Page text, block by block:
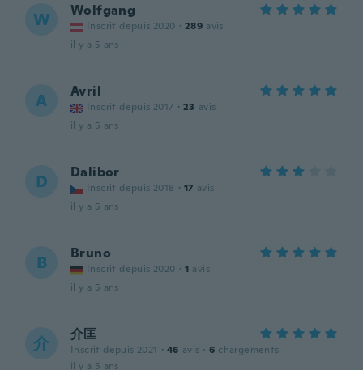
W Wolfgang
Inscrit depuis 2020 · 289 avis
il y a 5 ans
A Avril
Inscrit depuis 2017 · 23 avis
il y a 5 ans
D Dalibor
Inscrit depuis 2018 · 17 avis
il y a 5 ans
B Bruno
Inscrit depuis 2020 · 1 avis
il y a 5 ans
介 介匡
Inscrit depuis 2021 · 46 avis · 6 chargements
il y a 5 ans